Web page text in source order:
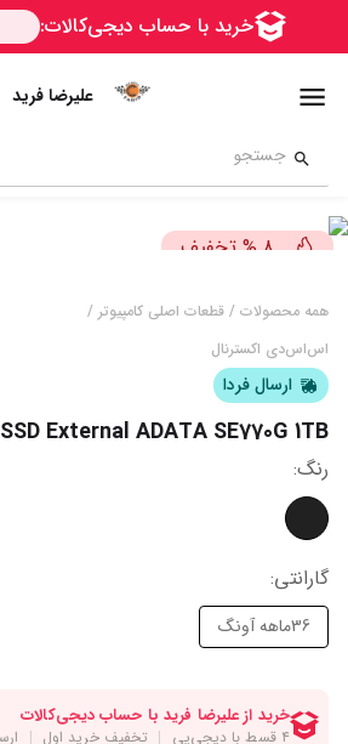
علیرضا فرید
8
% تخفیف
همه محصولات / قطعات اصلی کامپیوتر /
اس‌اس‌دی اکسترنال
ارسال فردا
SSD External ADATA SE770G 1TB
رنگ:
گارانتی:
36ماهه آونگ